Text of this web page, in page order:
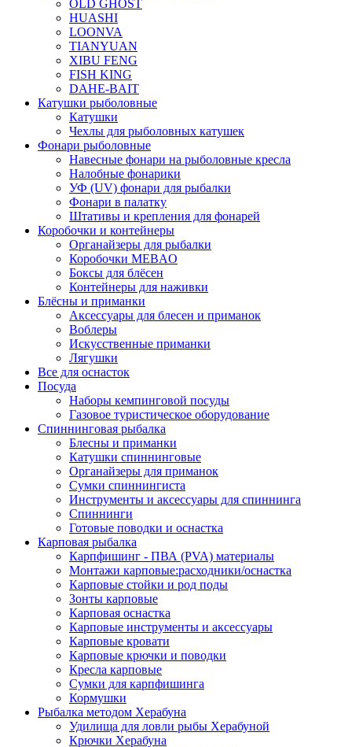
OLD GHOST
HUASHI
LOONVA
TIANYUAN
XIBU FENG
FISH KING
DAHE-BAIT
Катушки рыболовные
Катушки
Чехлы для рыболовных катушек
Фонари рыболовные
Навесные фонари на рыболовные кресла
Налобные фонарики
УФ (UV) фонари для рыбалки
Фонари в палатку
Штативы и крепления для фонарей
Коробочки и контейнеры
Органайзеры для рыбалки
Коробочки MEBAO
Боксы для блёсен
Контейнеры для наживки
Блёсны и приманки
Аксессуары для блесен и приманок
Воблеры
Искусственные приманки
Лягушки
Все для оснасток
Посуда
Наборы кемпинговой посуды
Газовое туристическое оборудование
Спиннинговая рыбалка
Блесны и приманки
Катушки спиннинговые
Органайзеры для приманок
Сумки спиннингиста
Инструменты и аксессуары для спиннинга
Спиннинги
Готовые поводки и оснастка
Карповая рыбалка
Карпфишинг - ПВА (PVA) материалы
Монтажи карповые:расходники/оснастка
Карповые стойки и род поды
Зонты карповые
Карповая оснастка
Карповые инструменты и аксессуары
Карповые кровати
Карповые крючки и поводки
Кресла карповые
Сумки для карпфишинга
Кормушки
Рыбалка методом Херабуна
Удилища для ловли рыбы Херабуной
Крючки Херабуна